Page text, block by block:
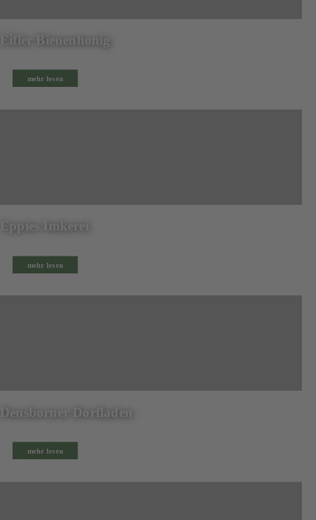
Eifler Bienenhonig
mehr lesen
Eppies Imkerei
mehr lesen
Densborner Dorfladen
mehr lesen